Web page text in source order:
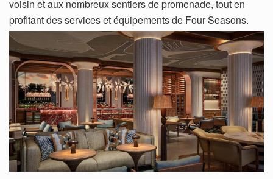
voisin et aux nombreux sentiers de promenade, tout en
profitant des services et équipements de Four Seasons.